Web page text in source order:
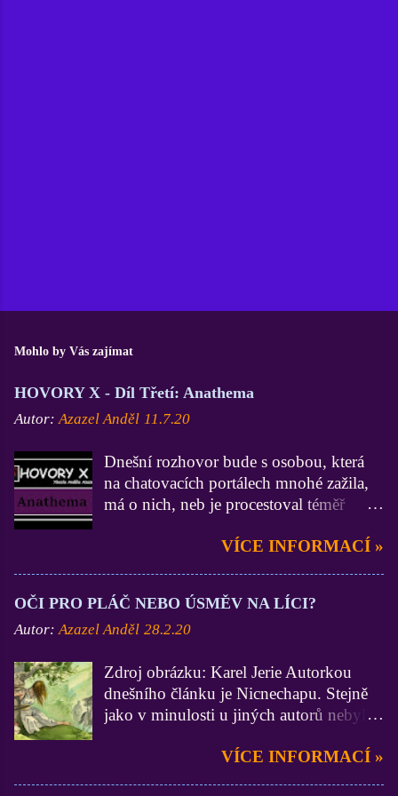
Mohlo by Vás zajímat
HOVORY X - Díl Třetí: Anathema
Autor: Azazel Anděl 11.7.20
Dnešní rozhovor bude s osobou, která
na chatovacích portálech mnohé zažila,
má o nich, neb je procestoval téměř
zkušenosti (zdatnější už jsem asi jen Já
na 3 portálech, Lidé.cz, BezvaChat.cz a
SuperPokec.cz. Krom toho, nejen na
Stálého správce. Dámy a pánové, mistr
Anathema. Ty jsi začínal na portálu
Lidé.cz a vím, že dodnes na něj nedáš
Seznam rozhodl staré dobré Lidéčko
vyměnit za naprosto jinou, a shodneme
VÍCE INFORMACÍ »
OČI PRO PLÁČ NEBO ÚSMĚV NA LÍCI?
Autor: Azazel Anděl 28.2.20
Zdroj obrázku: Karel Jerie Autorkou
dnešního článku je Nicnechapu. Stejně
jako v minulosti u jiných autorů nebylo
A to by z mých úvodních liter stačilo,
VÍCE INFORMACÍ »